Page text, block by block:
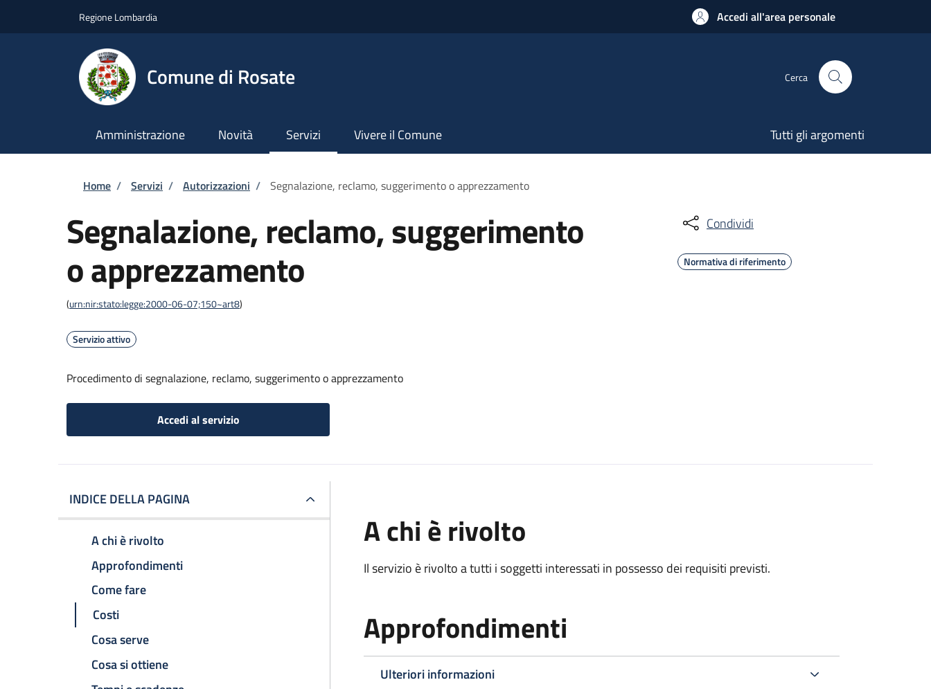
Regione Lombardia Accedi all'area personale
Comune di Rosate Cerca
Amministrazione Novità Servizi Vivere il Comune Tutti gli argomenti
Briciole di pane
Home / Servizi / Autorizzazioni / Segnalazione, reclamo, suggerimento o apprezzamento
Segnalazione, reclamo, suggerimento
o apprezzamento
(urn:nir:stato:legge:2000-06-07;150~art8)
Servizio attivo
Procedimento di segnalazione, reclamo, suggerimento o apprezzamento
Accedi al servizio
Condividi
Normativa di riferimento
INDICE DELLA PAGINA
A chi è rivolto
Approfondimenti
Come fare
Costi
Cosa serve
Cosa si ottiene
A chi è rivolto
Il servizio è rivolto a tutti i soggetti interessati in possesso dei requisiti previsti.
Approfondimenti
Ulteriori informazioni